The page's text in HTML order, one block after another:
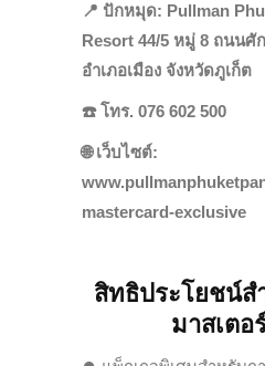
📍 ปักหมุด: Pullman
Resort 44/5 หมู่ 8 ถนนศั
อำเภอเมือง จังหวัดภูเก็ต
☎️โทร. 076 602 500
🌐เว็บไซต์:
mastercard-exclusive
สิทธิประโยชน์ส
มาสเตอ